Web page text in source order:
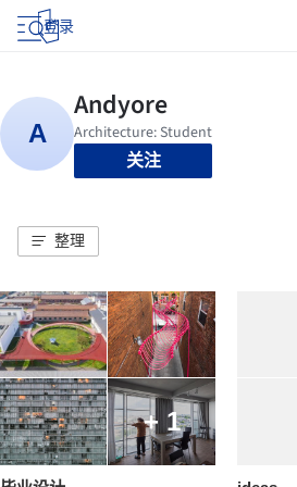
登录
关注
整理
+ 1